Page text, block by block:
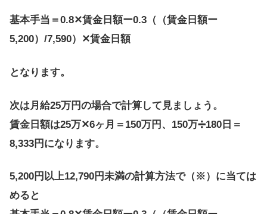
基本手当＝0.8✕賃金日額ー0.3（（賃金日額ー
5,200）/7,590）✕賃金日額
となります。
次は月給25万円の場合で計算して見ましょう。
賃金日額は25万✕6ヶ月＝150万円、150万➗️180日＝
8,333円になります。
5,200円以上12,790円未満の計算方法で（※）に当ては
めると